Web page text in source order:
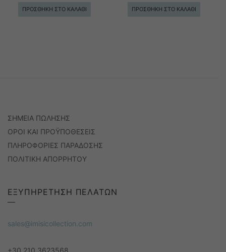
ΠΡΟΣΘΉΚΗ ΣΤΟ ΚΑΛΆΘΙ ΠΡΟΣΘΉΚΗ ΣΤΟ ΚΑΛΆΘΙ
ΣΗΜΕΙΑ ΠΩΛΗΣΗΣ
ΟΡΟΙ ΚΑΙ ΠΡΟΫΠΟΘΕΣΕΙΣ
ΠΛΗΡΟΦΟΡΙΕΣ ΠΑΡΑΔΟΣΗΣ
ΠΟΛΙΤΙΚΗ ΑΠΟΡΡΗΤΟΥ
ΕΞΥΠΗΡΕΤΗΣΗ ΠΕΛΑΤΩΝ
sales@imisicollection.com
+30 210 3623568